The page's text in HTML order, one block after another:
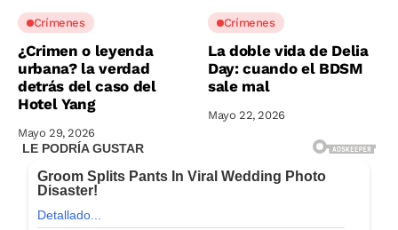
Crímenes
¿Crimen o leyenda
urbana? la verdad
detrás del caso del
Hotel Yang
Mayo 29, 2026
Crímenes
La doble vida de Delia
Day: cuando el BDSM
sale mal
Mayo 22, 2026